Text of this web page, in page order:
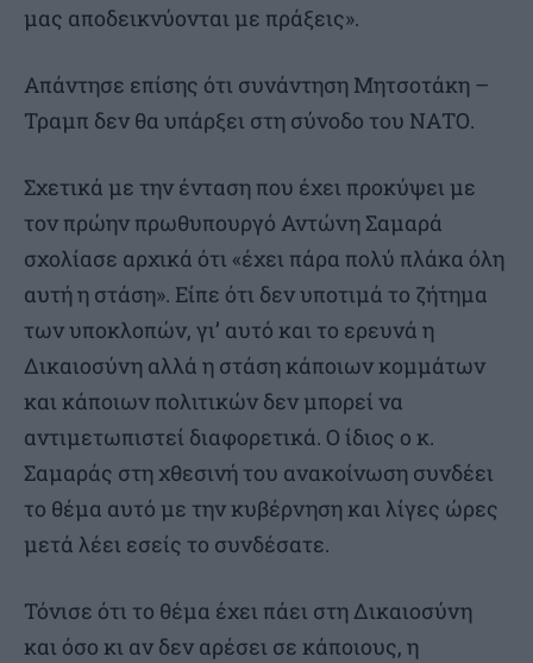
μας αποδεικνύονται με πράξεις».
Απάντησε επίσης ότι συνάντηση Μητσοτάκη –
Τραμπ δεν θα υπάρξει στη σύνοδο του ΝΑΤΟ.
Σχετικά με την ένταση που έχει προκύψει με
τον πρώην πρωθυπουργό Αντώνη Σαμαρά
σχολίασε αρχικά ότι «έχει πάρα πολύ πλάκα όλη
αυτή η στάση». Είπε ότι δεν υποτιμά το ζήτημα
των υποκλοπών, γι’ αυτό και το ερευνά η
Δικαιοσύνη αλλά η στάση κάποιων κομμάτων
και κάποιων πολιτικών δεν μπορεί να
αντιμετωπιστεί διαφορετικά. Ο ίδιος ο κ.
Σαμαράς στη χθεσινή του ανακοίνωση συνδέει
το θέμα αυτό με την κυβέρνηση και λίγες ώρες
μετά λέει εσείς το συνδέσατε.
Τόνισε ότι το θέμα έχει πάει στη Δικαιοσύνη
και όσο κι αν δεν αρέσει σε κάποιους, η